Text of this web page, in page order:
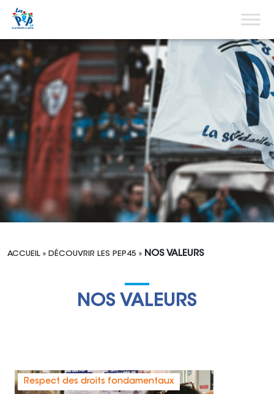
Menu
ACCUEIL » DÉCOUVRIR LES PEP45 » NOS VALEURS
NOS VALEURS
Respect des droits fondamentaux